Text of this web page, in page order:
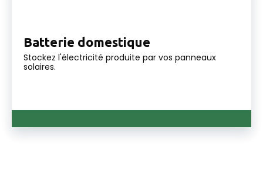
Batterie domestique
Stockez l'électricité produite par vos panneaux
solaires.